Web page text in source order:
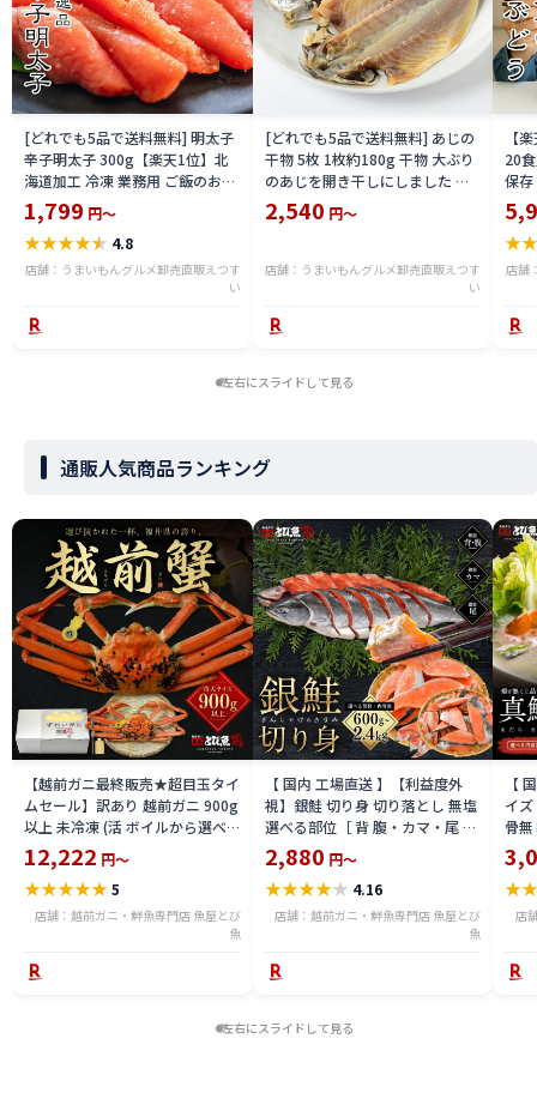
[どれでも5品で送料無料] 明太子
辛子明太子 300g【楽天1位】北
海道加工 冷凍 業務用 ご飯のお供
おつまみ パスタ 便利 時短 家庭用
たっぷり 明太 塩たら子 めんたい
こ プチプチ食感 おにぎり トース
ト アレンジ 保存食 ストック 冷凍
1,799 円～
★★★★★ 4.8
店舗：うまいもんグルメ卸売直販えつす
い
[どれでも5品で送料無料] あじの
干物 5枚 1枚約180g 干物 大ぶり
のあじを開き干しにしました 鯵
冷凍
2,540 円～
店舗：うまいもんグルメ卸売直販えつす
い
【
20
保存
塩
長
お取
ト
★
店舗
左右にスライドして見る
通販人気商品ランキング
【越前ガニ最終販売★超目玉タイ
ムセール】訳あり 越前ガニ 900g
以上 未冷凍 (活 ボイルから選べ
る) 福井県産 国産 産地直送 脚折
れ 訳ありカニ 越前がに ズワイガ
ニ 越前 かに 送料無料 etz-900w
12,222 円～
★★★★★5
店舗：越前ガニ・鮮魚専門店 魚屋とび
魚
【 国内 工場直送 】【利益度外
視】銀鮭 切り身 切り落とし 無塩
選べる部位［ 背 腹・カマ・尾 ］
600g〜2.4kg 骨取り・骨無し 骨
あり 切り落とし 骨取り・骨無し
切身 ses2301-12ka
2,880 円～
★★★★★ 4.16
店舗：越前ガニ・鮮魚専門店 魚屋とび
魚
【
イ
骨
(真
ライ
★
店
左右にスライドして見る